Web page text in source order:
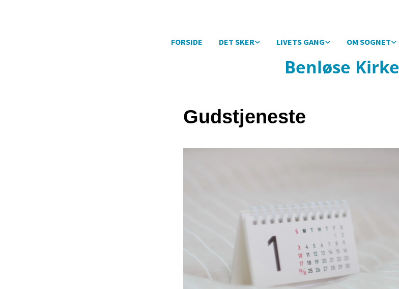
FORSIDE DET SKER LIVETS GANG OM SOGNET
Benløse Kirke
Gudstjeneste